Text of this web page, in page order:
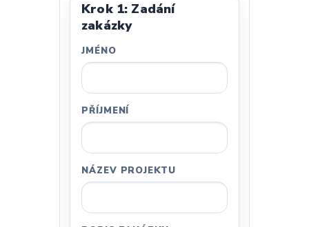
Krok 1: Zadání
zakázky
JMÉNO
PŘÍJMENÍ
NÁZEV PROJEKTU